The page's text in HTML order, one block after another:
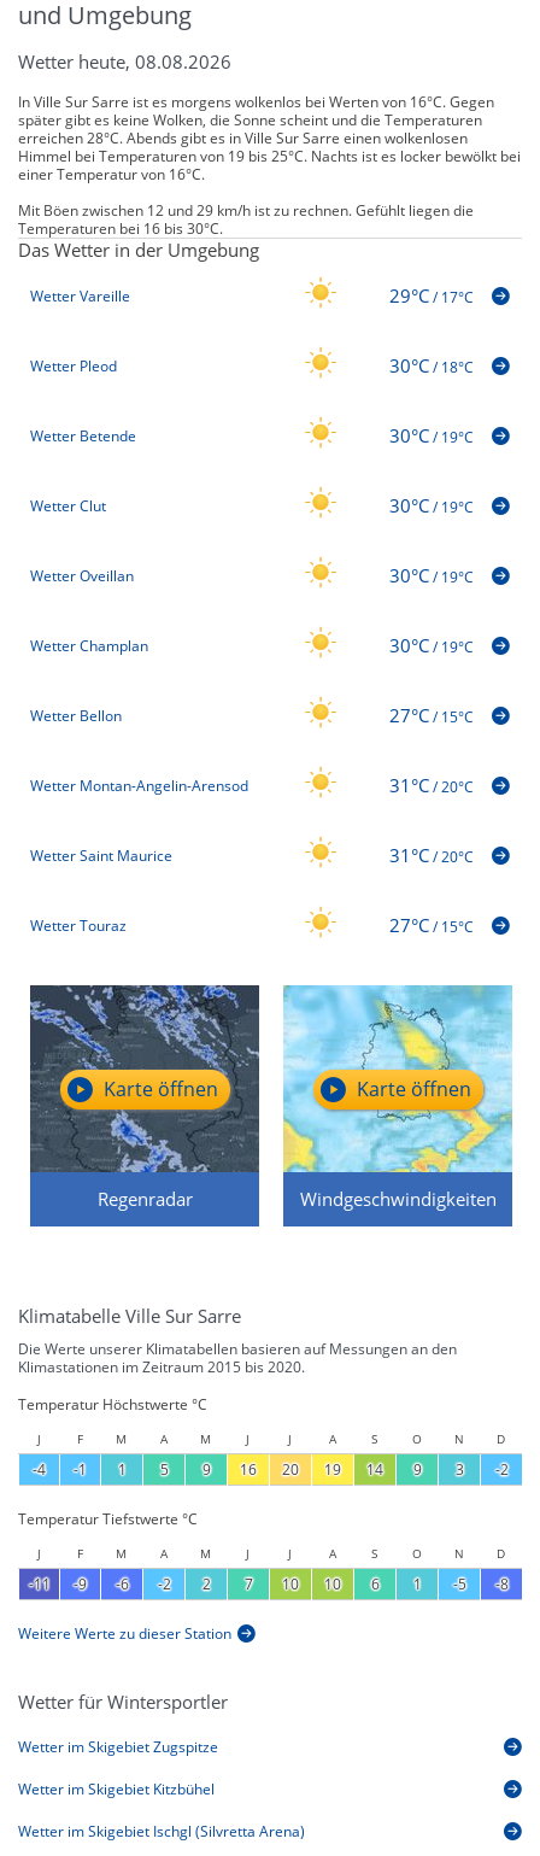
und Umgebung
Wetter heute, 08.08.2026
In Ville Sur Sarre ist es morgens wolkenlos bei Werten von 16°C. Gegen
später gibt es keine Wolken, die Sonne scheint und die Temperaturen
erreichen 28°C. Abends gibt es in Ville Sur Sarre einen wolkenlosen
Himmel bei Temperaturen von 19 bis 25°C. Nachts ist es locker bewölkt bei
einer Temperatur von 16°C.
Mit Böen zwischen 12 und 29 km/h ist zu rechnen. Gefühlt liegen die
Temperaturen bei 16 bis 30°C.
Das Wetter in der Umgebung
Wetter Vareille 29°C/17°C
Wetter Pleod 30°C/18°C
Wetter Betende 30°C/19°C
Wetter Clut 30°C/19°C
Wetter Oveillan 30°C/19°C
Wetter Champlan 30°C/19°C
Wetter Bellon 27°C/15°C
Wetter Montan-Angelin-Arensod 31°C/20°C
Wetter Saint Maurice 31°C/20°C
Wetter Touraz 27°C/15°C
Regenradar
Karte öffnen
Windgeschwindigkeiten
Karte öffnen
Klimatabelle Ville Sur Sarre
Die Werte unserer Klimatabellen basieren auf Messungen an den
Klimastationen im Zeitraum 2015 bis 2020.
Temperatur Höchstwerte °C
J F M A M J J A S O N D
-4 -1 1 5 9 16 20 19 14 9 3 -2
Temperatur Tiefstwerte °C
J F M A M J J A S O N D
-11 -9 -6 -2 2 7 10 10 6 1 -5 -8
Weitere Werte zu dieser Station
Wetter für Wintersportler
Wetter im Skigebiet Zugspitze
Wetter im Skigebiet Kitzbühel
Wetter im Skigebiet Ischgl (Silvretta Arena)